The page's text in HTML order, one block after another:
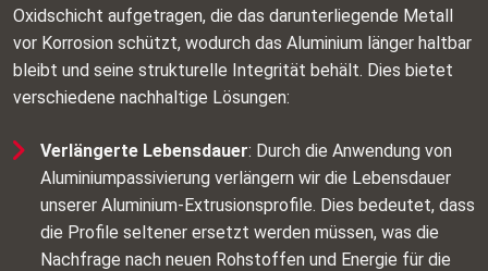
Oxidschicht aufgetragen, die das darunterliegende Metall
vor Korrosion schützt, wodurch das Aluminium länger haltbar
bleibt und seine strukturelle Integrität behält. Dies bietet
verschiedene nachhaltige Lösungen:
Verlängerte Lebensdauer: Durch die Anwendung von
Aluminiumpassivierung verlängern wir die Lebensdauer
unserer Aluminium-Extrusionsprofile. Dies bedeutet, dass
die Profile seltener ersetzt werden müssen, was die
Nachfrage nach neuen Rohstoffen und Energie für die